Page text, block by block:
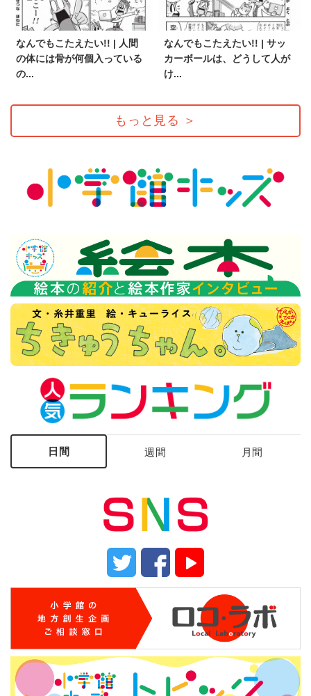
なんでもこたえたい!! | 人間
の体には骨が何個入っている
の...
なんでもこたえたい!! | サッ
カーボールは、どうして人が
け...
もっと見る ＞
日間 週間 月間